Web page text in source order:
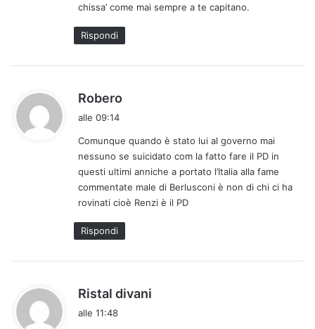
chissa’ come mai sempre a te capitano.
Rispondi
Robero
e
t
t
o
:
alle 09:14
Comunque quando è stato lui al governo mai
nessuno se suicidato com la fatto fare il PD in
questi ultimi anniche a portato l’Italia alla fame
commentate male di Berlusconi è non di chi ci ha
rovinati cioè Renzi è il PD
Rispondi
Ristal divani
alle 11:48